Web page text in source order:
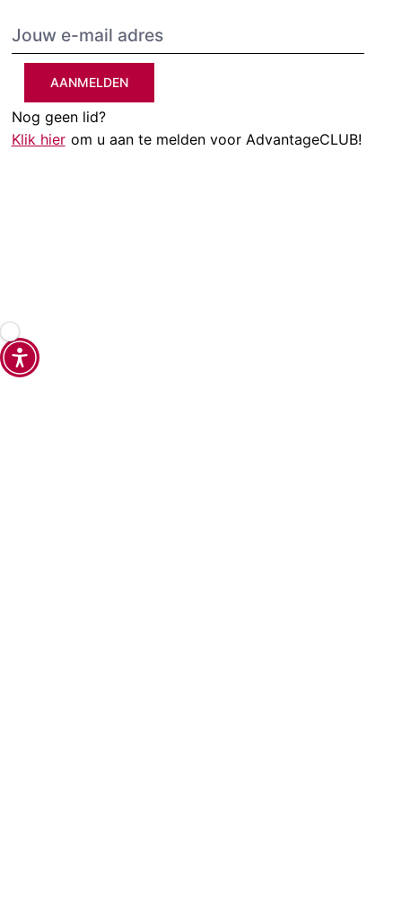
AANMELDEN
Nog geen lid?
Klik hier om u aan te melden voor AdvantageCLUB!